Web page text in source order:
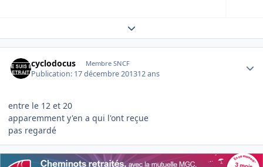
Expand topic overview
cyclodocus Membre SNCF
Publication: 17 décembre 201312 ans
entre le 12 et 20
apparemment y'en a qui l'ont reçue
pas regardé